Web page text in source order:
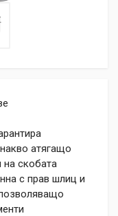
атягащо
на скобата
с прав шлиц и